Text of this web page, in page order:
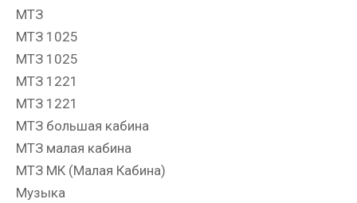
МТЗ
МТЗ 1025
МТЗ 1025
МТЗ 1221
МТЗ 1221
МТЗ большая кабина
МТЗ малая кабина
МТЗ МК (Малая Кабина)
Музыка